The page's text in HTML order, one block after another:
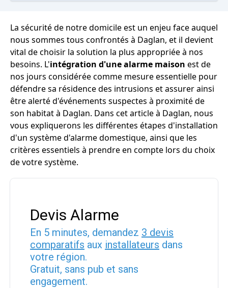
La sécurité de notre domicile est un enjeu face auquel
nous sommes tous confrontés à Daglan, et il devient
vital de choisir la solution la plus appropriée à nos
besoins. L'intégration d'une alarme maison est de
nos jours considérée comme mesure essentielle pour
défendre sa résidence des intrusions et assurer ainsi
être alerté d'événements suspectes à proximité de
son habitat à Daglan. Dans cet article à Daglan, nous
vous expliquerons les différentes étapes d'installation
d'un système d'alarme domestique, ainsi que les
critères essentiels à prendre en compte lors du choix
de votre système.
Devis Alarme
En 5 minutes, demandez 3 devis
comparatifs aux installateurs dans
votre région.
Gratuit, sans pub et sans
engagement.